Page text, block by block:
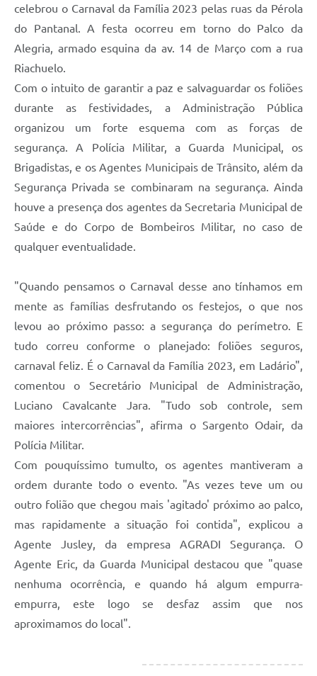
Telefones Úteis
celebrou o Carnaval da Família 2023 pelas ruas da Pérola
do Pantanal. A festa ocorreu em torno do Palco da
Alegria, armado esquina da av. 14 de Março com a rua
Riachuelo.
Com o intuito de garantir a paz e salvaguardar os foliões
durante as festividades, a Administração Pública
organizou um forte esquema com as forças de
segurança. A Polícia Militar, a Guarda Municipal, os
Brigadistas, e os Agentes Municipais de Trânsito, além da
Segurança Privada se combinaram na segurança. Ainda
houve a presença dos agentes da Secretaria Municipal de
Saúde e do Corpo de Bombeiros Militar, no caso de
qualquer eventualidade.
"Quando pensamos o Carnaval desse ano tínhamos em
mente as famílias desfrutando os festejos, o que nos
levou ao próximo passo: a segurança do perímetro. E
tudo correu conforme o planejado: foliões seguros,
carnaval feliz. É o Carnaval da Família 2023, em Ladário",
comentou o Secretário Municipal de Administração,
Luciano Cavalcante Jara. "Tudo sob controle, sem
maiores intercorrências", afirma o Sargento Odair, da
Polícia Militar.
Com pouquíssimo tumulto, os agentes mantiveram a
ordem durante todo o evento. "As vezes teve um ou
outro folião que chegou mais 'agitado' próximo ao palco,
mas rapidamente a situação foi contida", explicou a
Agente Jusley, da empresa AGRADI Segurança. O
Agente Eric, da Guarda Municipal destacou que "quase
nenhuma ocorrência, e quando há algum empurra-
empurra, este logo se desfaz assim que nos
aproximamos do local".